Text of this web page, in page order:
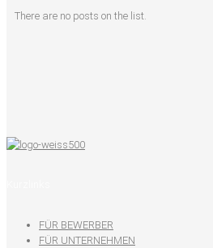
There are no posts on the list.
FÜR BEWERBER
FÜR UNTERNEHMEN